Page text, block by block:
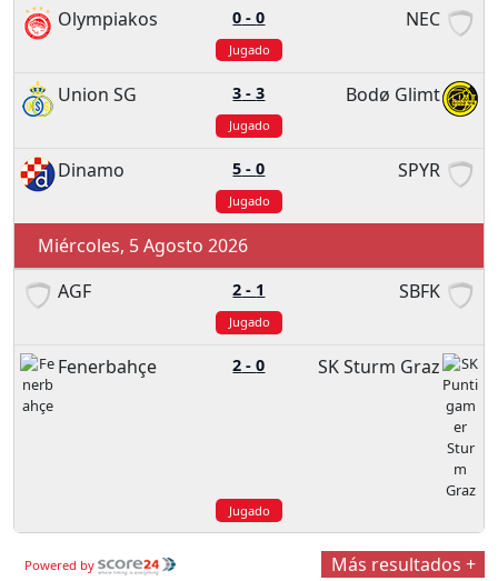
Olympiakos 0 -0 NEC
Jugado
Union SG 3 -3 Bodø Glimt
Jugado
Dinamo 5 -0 SPYR
Jugado
Miércoles, 5 Agosto 2026
AGF
2 - 1 SBFK
Jugado
Fenerbahçe 2 -0 SK Sturm Graz
Jugado
Powered by Más resultados +